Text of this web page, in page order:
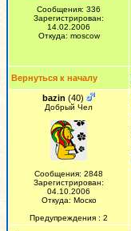
Сообщения: 336
Зарегистрирован:
14.02.2006
Откуда: moscow
Вернуться к началу
bazin (40)
Добрый Чел
Сообщения: 2848
Зарегистрирован:
04.10.2006
Откуда: Моско
Предупреждения : 2